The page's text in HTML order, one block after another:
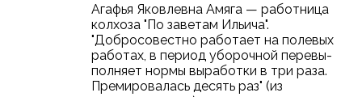
Агафья Яковлевна Амяга — работница
колхоза "По заветам Ильича".
"Добросовестно работает на полевых
работах, в период уборочной перевы-
полняет нормы выработки в три раза.
Премировалась десять раз" (из